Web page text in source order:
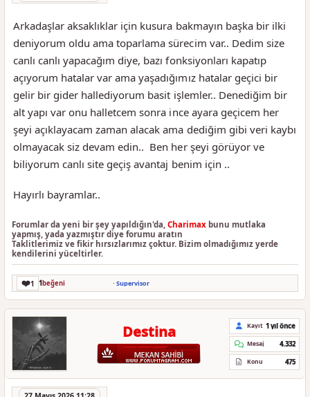
Arkadaşlar aksaklıklar için kusura bakmayın başka bir ilki
deniyorum oldu ama toparlama sürecim var.. Dedim size
canlı canlı yapacağım diye, bazı fonksiyonları kapatıp
açıyorum hatalar var ama yaşadığımız hatalar geçici bir
gelir bir gider hallediyorum basit işlemler.. Denediğim bir
alt yapı var onu halletcem sonra ince ayara geçicem her
şeyi açıklayacam zaman alacak ama dediğim gibi veri kaybı
olmayacak siz devam edin.. Ben her şeyi görüyor ve
biliyorum canlı site geçiş avantaj benim için ..
Hayırlı bayramlar..
Forumlar da yeni bir şey yapıldığın'da, Charimax bunu mutlaka
yapmış, yada yazmıştır diye forumu aratın
Taklitlerimiz ve fikir hırsızlarımız çoktur. Bizim olmadığımız yerde
kendilerini yüceltirler.
❤️1 1beğeni · Supervisor
Destina Kayıt 1 yıl önce
Mesaj 4.332
Konu 475